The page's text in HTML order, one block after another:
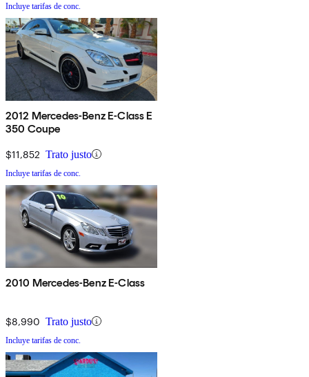
Incluye tarifas de conc.
2012 Mercedes-Benz E-Class E
350 Coupe
$11,852 Trato justo
Incluye tarifas de conc.
2010 Mercedes-Benz E-Class
$8,990 Trato justo
Incluye tarifas de conc.